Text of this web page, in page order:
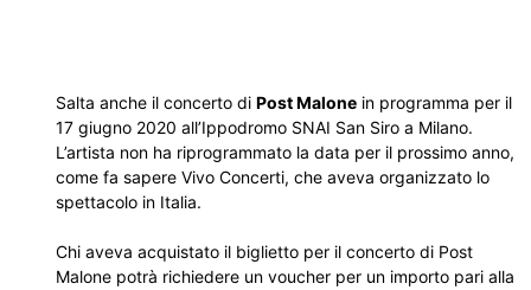
Salta anche il concerto di Post Malone in programma per il
17 giugno 2020 all’Ippodromo SNAI San Siro a Milano.
L’artista non ha riprogrammato la data per il prossimo anno,
come fa sapere Vivo Concerti, che aveva organizzato lo
spettacolo in Italia.
Chi aveva acquistato il biglietto per il concerto di Post
Malone potrà richiedere un voucher per un importo pari alla